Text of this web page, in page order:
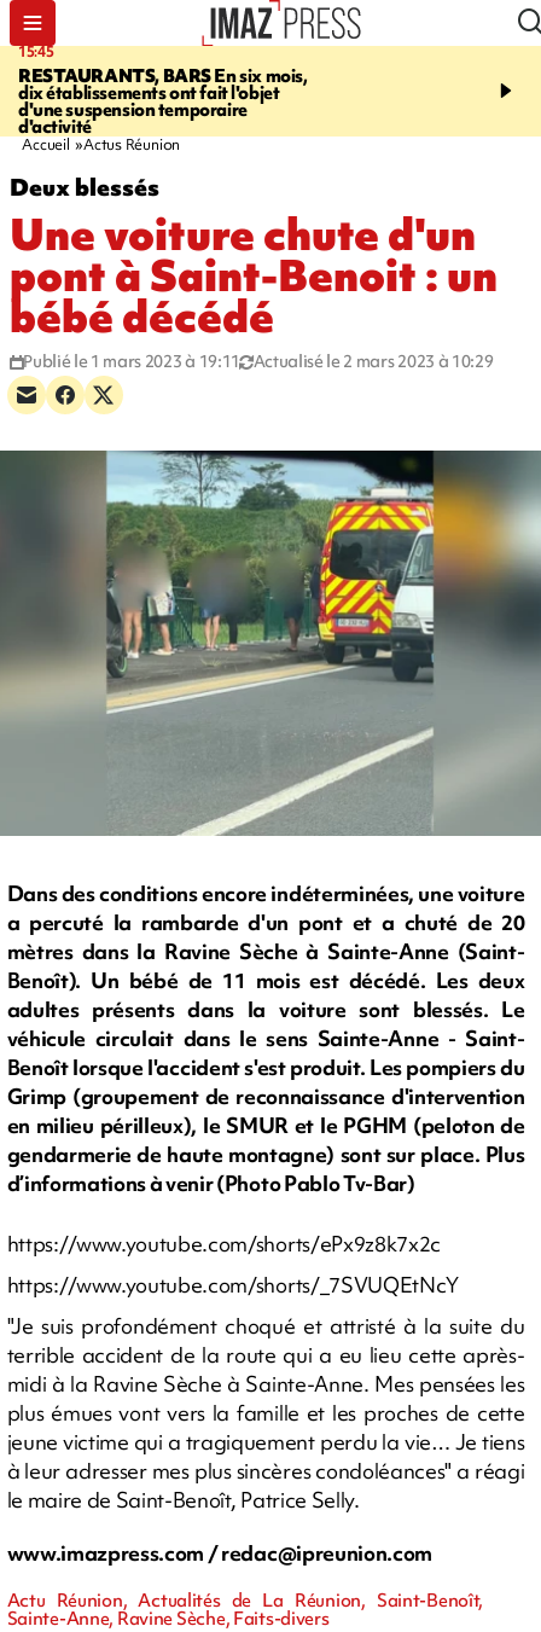
15:45
RESTAURANTS, BARSEn six mois,
dix établissements ont fait l'objet
d'une suspension temporaire
d'activité
17:17
Angeles, un homme vit
Accueil Actus Réunion
Deux blessés
Une voiture chute d'un
pont à Saint-Benoit : un
bébé décédé
Publié le 1 mars 2023 à 19:11 Actualisé le 2 mars 2023 à 10:29
Dans des conditions encore indéterminées, une voiture
a percuté la rambarde d'un pont et a chuté de 20
mètres dans la Ravine Sèche à Sainte-Anne (Saint-
Benoît). Un bébé de 11 mois est décédé. Les deux
adultes présents dans la voiture sont blessés. Le
véhicule circulait dans le sens Sainte-Anne - Saint-
Benoît lorsque l'accident s'est produit. Les pompiers du
Grimp (groupement de reconnaissance d'intervention
en milieu périlleux), le SMUR et le PGHM (peloton de
gendarmerie de haute montagne) sont sur place. Plus
d’informations à venir (Photo Pablo Tv-Bar)
https://www.youtube.com/shorts/ePx9z8k7x2c
https://www.youtube.com/shorts/_7SVUQEtNcY
"Je suis profondément choqué et attristé à la suite du
terrible accident de la route qui a eu lieu cette après-
midi à la Ravine Sèche à Sainte-Anne. Mes pensées les
plus émues vont vers la famille et les proches de cette
jeune victime qui a tragiquement perdu la vie… Je tiens
à leur adresser mes plus sincères condoléances" a réagi
le maire de Saint-Benoît, Patrice Selly.
www.imazpress.com /redac@ipreunion.com
Actu Réunion, Actualités de La Réunion, Saint-Benoît,
Sainte-Anne, Ravine Sèche, Faits-divers